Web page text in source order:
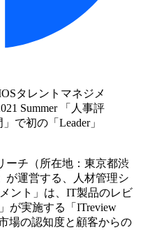
ーチ（所在地：東京都渋
が運営する、人材管理シ
ント」は、IT製品のレビ
が実施する「ITreview
場の認知度と顧客からの